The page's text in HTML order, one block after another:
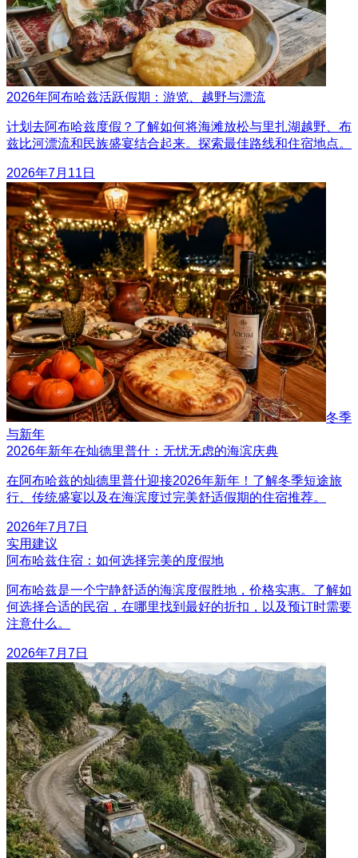
2026年阿布哈兹活跃假期：游览、越野与漂流
计划去阿布哈兹度假？了解如何将海滩放松与里扎湖越野、布
兹比河漂流和民族盛宴结合起来。探索最佳路线和住宿地点。
2026年7月11日
冬季
与新年
2026年新年在灿德里普什：无忧无虑的海滨庆典
在阿布哈兹的灿德里普什迎接2026年新年！了解冬季短途旅
行、传统盛宴以及在海滨度过完美舒适假期的住宿推荐。
2026年7月7日
实用建议
阿布哈兹住宿：如何选择完美的度假地
阿布哈兹是一个宁静舒适的海滨度假胜地，价格实惠。了解如
何选择合适的民宿，在哪里找到最好的折扣，以及预订时需要
注意什么。
2026年7月7日